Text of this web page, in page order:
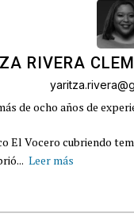
RIVERA
de ocho años de
El Vocero cubriendo
Leer más